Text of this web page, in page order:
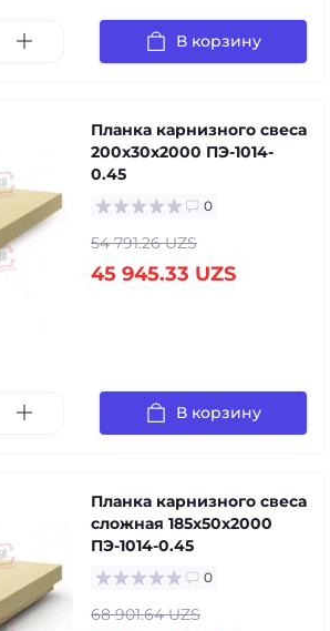
В корзину
Планка карнизного свеса
200х30х2000 ПЭ-1014-
0.45
0
54 791.26 UZS
45 945.33 UZS
В корзину
Планка карнизного свеса
сложная 185х50х2000
ПЭ-1014-0.45
0
68 901.64 UZS